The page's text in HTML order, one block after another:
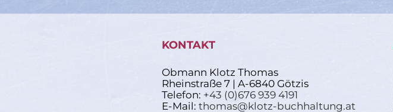
KONTAKT
Obmann Klotz Thomas
Rheinstraße 7 | A-6840 Götzis
Telefon: +43 (0)676 939 4191
E-Mail: thomas@klotz-buchhaltung.at